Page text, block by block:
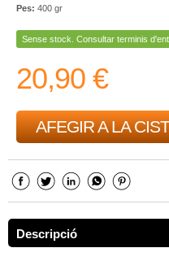
Pes: 400 gr
Sense stock. Consultar terminis
20,90 €
AFEGIR A LA
Descripció